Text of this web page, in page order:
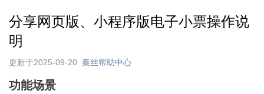
分享网页版、小程序版电子小票操作说
明
更新于2025-09-20 秦丝帮助中心
功能场景